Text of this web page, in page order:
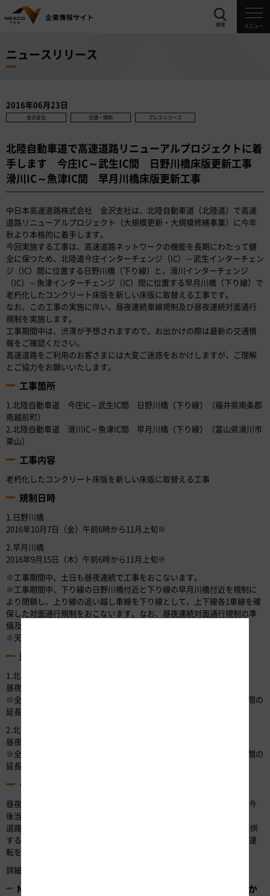
検索 メニュー
ニュースリリース
2016年06月23日
金沢支社 交通・規制 プレスリリース
北陸自動車道で高速道路リニューアルプロジェクトに着
手します 今庄IC～武生IC間 日野川橋床版更新工事
滑川IC～魚津IC間 早月川橋床版更新工事
中日本高速道路株式会社 金沢支社は、北陸自動車道（北陸道）で高速
道路リニューアルプロジェクト（大規模更新・大規模修繕事業）に今年
秋より本格的に着手します。
今回実施する工事は、高速道路ネットワークの機能を長期にわたって健
全に保つため、北陸道今庄インターチェンジ（IC）～武生インターチェン
ジ（IC）間に位置する日野川橋（下り線）と、滑川インターチェンジ
（IC）～魚津インターチェンジ（IC）間に位置する早月川橋（下り線）で
老朽化したコンクリート床版を新しい床版に取替える工事です。
なお、この工事の実施に伴い、昼夜連続車線規制及び昼夜連続対面通行
規制を実施します。
工事期間中は、渋滞が予想されますので、お出かけの際は最新の交通情
報をご確認ください。
高速道路をご利用のお客さまには大変ご迷惑をおかけしますが、ご理解
とご協力をお願いいたします。
工事箇所
1.北陸自動車道 今庄IC～武生IC間 日野川橋（下り線）（福井県南条郡
南越前町）
2.北陸自動車道 滑川IC～魚津IC間 早月川橋（下り線）（富山県滑川市
栗山）
工事内容
老朽化したコンクリート床版を新しい床版に取替える工事
規制日時
1.日野川橋
2016年10月7日（金）午前6時から11月上旬※
2.早月川橋
2016年9月15日（木）午前6時から11月上旬※
※工事期間中、土日も昼夜連続で工事をおこないます。
※工事期間中、下り線の日野川橋付近と下り線の早月川橋付近を規制に
より閉鎖し、上り線の追い越し車線を下り線として、上下線各1車線を確
保した対面通行規制をおこないます。なお、昼夜連続対面通行規制の準
備及び撤去作業として昼夜連続車線規制を実施します。
※天候及び作業進捗等により工事期間を変更する場合があります。
規制区間
1.北陸自動車道 今庄IC～武生IC間（上下線）
昼夜連続車線規制及び昼夜連続対面通行規制
※全規制区間の延長は約2.8kmで、上り線を使用した対面通行規制区間の
延長は約950mとなります。
2.北陸自動車道 滑川IC～魚津IC間（上下線）
昼夜連続車線規制及び昼夜連続対面通行規制
※全規制区間の延長は約2.0kmで、上り線を使用した対面通行規制区間の
延長は約600mとなります。
その他
昼夜連続対面通行規制により渋滞が予想されます。渋滞予測情報は、今
後当社公式WEBサイトの工事規制予定で、9月中旬より提供予定です。
道路交通情報は当社公式WEBサイトやアイハイウェイ中日本などで提供
する予定ですので、出発前にご確認いただき時間に余裕を持った安全運
転をお願いします。
詳細については、参考資料をご覧ください。
NEXCO中日本 高速道路リニューアルプロジェクトは下記か